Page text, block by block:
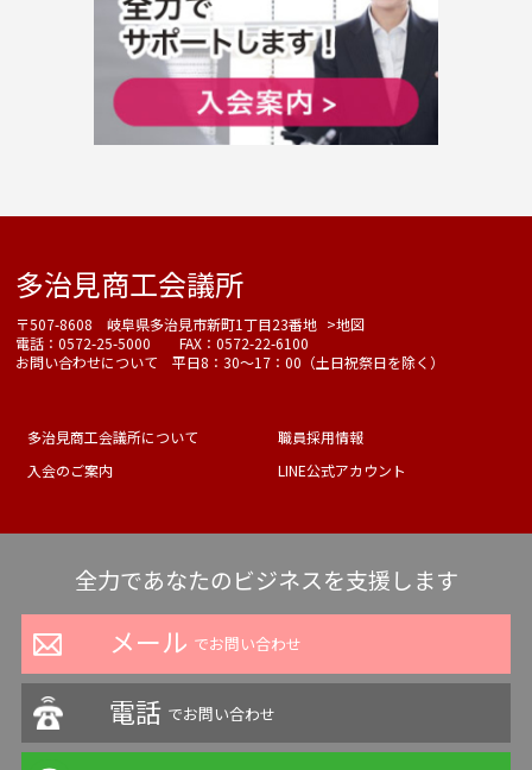
多治見商工会議所
〒507-8608 岐阜県多治見市新町1丁目23番地 >地図
電話：0572-25-5000 FAX：0572-22-6100
お問い合わせについて 平日8：30～17：00（土日祝祭日を除く）
多治見商工会議所について
職員採用情報
入会のご案内
LINE公式アカウント
全力であなたのビジネスを支援します
メール でお問い合わせ
電話 でお問い合わせ